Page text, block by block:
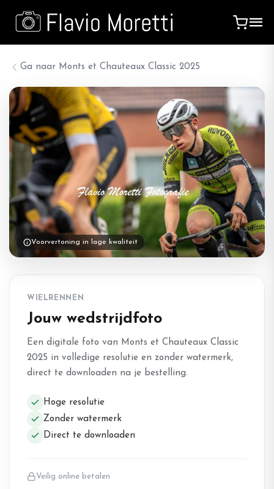
Ga naar Monts et Chauteaux Classic 2025
Voorvertoning in lage kwaliteit
WIELRENNEN
Jouw wedstrijdfoto
Een digitale foto van Monts et Chauteaux Classic
2025 in volledige resolutie en zonder watermerk,
direct te downloaden na je bestelling.
Hoge resolutie
Zonder watermerk
Direct te downloaden
Veilig online betalen